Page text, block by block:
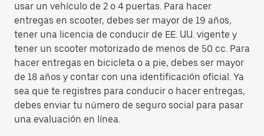
usar un vehículo de 2 o 4 puertas. Para hacer
entregas en scooter, debes ser mayor de 19 años,
tener una licencia de conducir de EE. UU. vigente y
tener un scooter motorizado de menos de 50 cc. Para
hacer entregas en bicicleta o a pie, debes ser mayor
de 18 años y contar con una identificación oficial. Ya
sea que te registres para conducir o hacer entregas,
debes enviar tu número de seguro social para pasar
una evaluación en línea.